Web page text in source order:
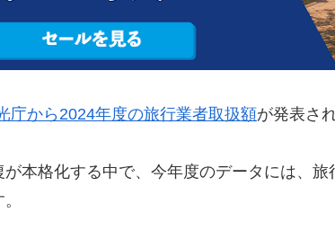
庁から2024年度の旅行業者取扱額が発表さ
が本格化する中で、今年度のデータには、